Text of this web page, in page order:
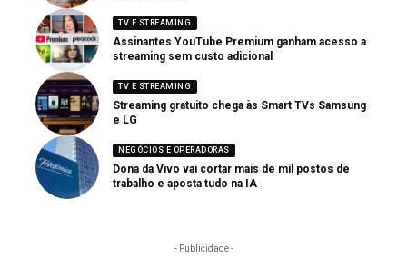
TV E STREAMING
Assinantes YouTube Premium ganham acesso a
streaming sem custo adicional
TV E STREAMING
Streaming gratuito chega às Smart TVs Samsung
e LG
NEGÓCIOS E OPERADORAS
Dona da Vivo vai cortar mais de mil postos de
trabalho e aposta tudo na IA
- Publicidade -